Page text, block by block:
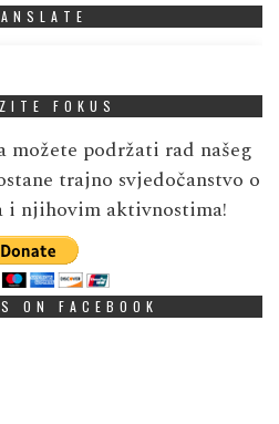
FOKUS
možete podržati rad našeg
trajno svjedočanstvo o
i njihovim aktivnostima!
ON FACEBOOK